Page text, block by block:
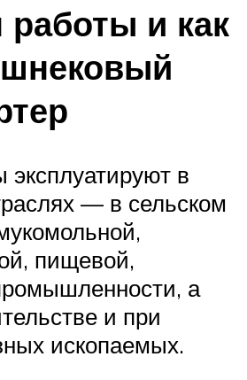
и как
эксплуатируют в
— в сельском
пищевой,
а
и при
ископаемых.